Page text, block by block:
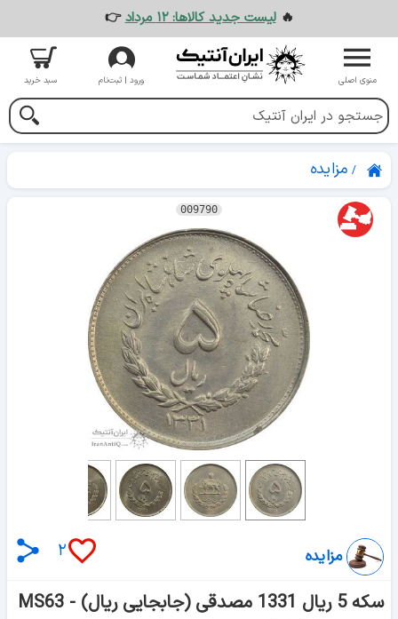
🔥لیست جدید کالاها: ۱۲ مرداد 👉
منوی اصلی ورود | ثبت‌نام سبد خرید
مزایده
009790
۲ مزایده
سکه 5 ریال 1331 مصدقی (جابجایی ریال) - MS63